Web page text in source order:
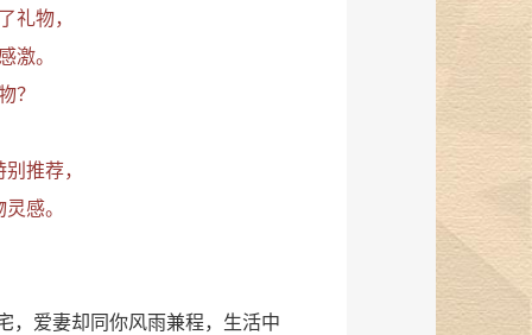
礼物，
激。
？
推荐，
感。
，爱妻却同你风雨兼程，生活中